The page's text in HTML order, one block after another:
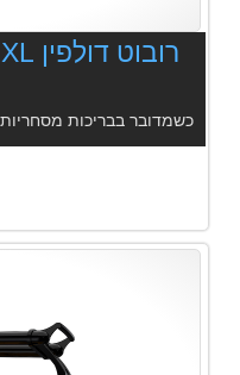
רובוט דולפין Dolphin Wave 200 XL